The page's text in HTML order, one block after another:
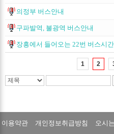
의정부 버스안내
구파발역, 불광역 버스안내
장흥에서 들어오는 22번 버스시
1 2
이용약관 개인정보취급방침 오시